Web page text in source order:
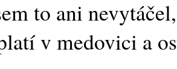
to ani
v medovici a